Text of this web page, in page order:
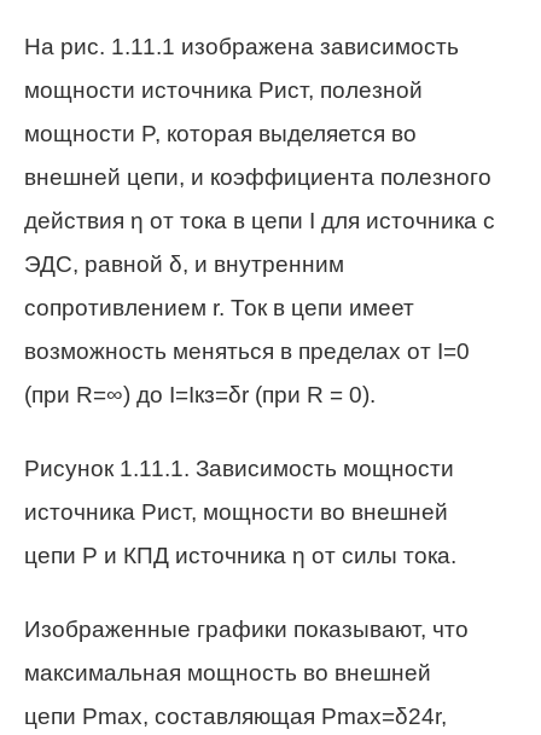
На рис. 1.11.1 изображена зависимость
мощности источника Pист, полезной
мощности P, которая выделяется во
внешней цепи, и коэффициента полезного
действия η от тока в цепи I для источника с
ЭДС, равной δ, и внутренним
сопротивлением r. Ток в цепи имеет
возможность меняться в пределах от I=0
(при R=∞) до I=Iкз=δr (при R = 0).
Рисунок 1.11.1. Зависимость мощности
источника Pист, мощности во внешней
цепи P и КПД источника η от силы тока.
Изображенные графики показывают, что
максимальная мощность во внешней
цепи Pmax, составляющая Pmax=δ24r,